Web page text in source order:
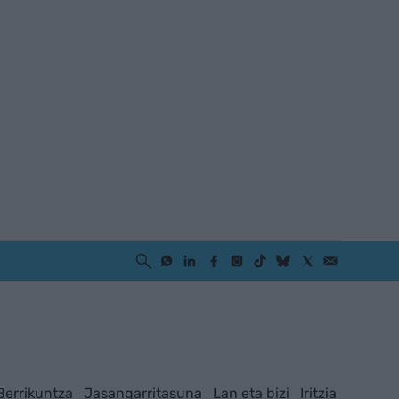
Jasangarritasuna Lan eta bizi Iritzia